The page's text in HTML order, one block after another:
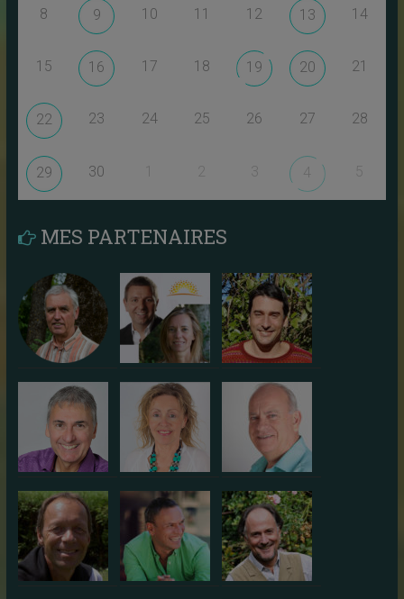
8 9 10 11 12 13 14
15 16 17 18 19 20 21
22 23 24 25 26 27 28
29 30 1 3 4 5
MES PARTENAIRES